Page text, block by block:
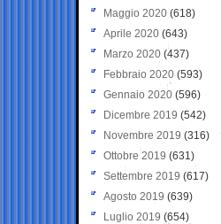
Maggio 2020 (618)
Aprile 2020 (643)
Marzo 2020 (437)
Febbraio 2020 (593)
Gennaio 2020 (596)
Dicembre 2019 (542)
Novembre 2019 (316)
Ottobre 2019 (631)
Settembre 2019 (617)
Agosto 2019 (639)
Luglio 2019 (654)